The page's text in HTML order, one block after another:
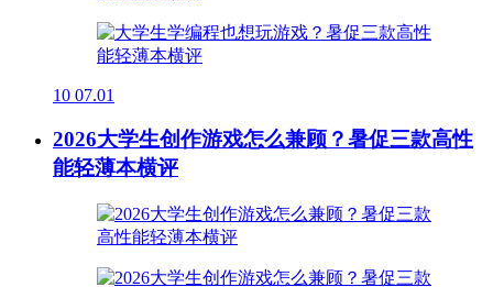
10 07.01
2026大学生创作游戏怎么兼顾？暑促三款高性
能轻薄本横评